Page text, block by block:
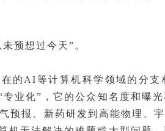
预想过今天”。
的AI等计算机科学领域的分
专业化”，它的公众知名度和曝
预报、新药研发到高能物理、